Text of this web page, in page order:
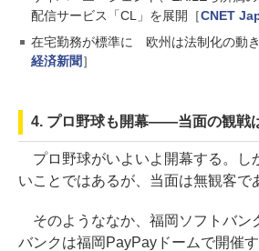
配信サービス「CL」を展開［CNET
在宅勤務が標準に 欧州は法制化の動
経済新聞］
4. プロ野球も開幕――当面の観戦
プロ野球がいよいよ開幕する。し
いことではあるが、当面は無観客で
そのようななか、福岡ソフトバン
バンクは福岡PayPayドームで開催